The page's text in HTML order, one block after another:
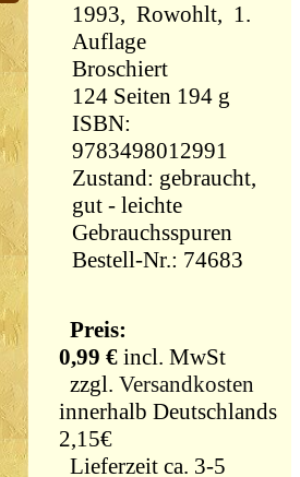
1993, Rowohlt, 1.
Auflage
Broschiert
124 Seiten 194 g
ISBN:
9783498012991
Zustand: gebraucht,
gut - leichte
Gebrauchsspuren
Bestell-Nr.: 74683
Preis:
0,99 € incl. MwSt
zzgl.Versandkosten
innerhalb Deutschlands
2,15€
Lieferzeit ca. 3-5